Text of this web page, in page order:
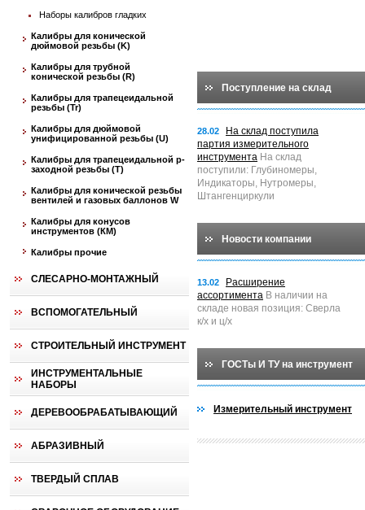
Наборы калибров гладких
Калибры для конической
дюймовой резьбы (K)
Калибры для трубной
конической резьбы (R)
Калибры для трапецеидальной
резьбы (Tr)
Калибры для дюймовой
унифицированной резьбы (U)
Калибры для трапецеидальной p-
заходной резьбы (T)
Калибры для конической резьбы
вентилей и газовых баллонов W
Калибры для конусов
инструментов (КМ)
Калибры прочие
СЛЕСАРНО-МОНТАЖНЫЙ
ВСПОМОГАТЕЛЬНЫЙ
СТРОИТЕЛЬНЫЙ ИНСТРУМЕНТ
ИНСТРУМЕНТАЛЬНЫЕ
НАБОРЫ
ДЕРЕВООБРАБАТЫВАЮЩИЙ
АБРАЗИВНЫЙ
ТВЕРДЫЙ СПЛАВ
Поступление на склад
28.02
На склад поступила
партия измерительного
инструмента На склад
поступили: Глубиномеры,
Индикаторы, Нутромеры,
Штангенциркули
Новости компании
13.02
Расширение
ассортимента В наличии на
складе новая позиция: Сверла
к/х и ц/х
ГОСТы И ТУ на инструмент
Измерительный инструмент